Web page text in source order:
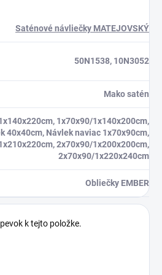
Saténové návliečky MATEJOVSKÝ
50N1538, 10N3052
Mako satén
1x70x90/1x140x200cm,
40x40cm, Návlek naviac 1x70x90cm,
2x70x90/1x200x200cm,
2x70x90/1x220x240cm
Obliečky EMBER
k tejto položke.